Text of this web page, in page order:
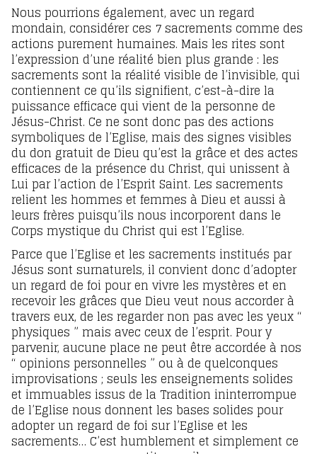
Nous pourrions également, avec un regard
mondain, considérer ces 7 sacrements comme des
actions purement humaines. Mais les rites sont
l’expression d’une réalité bien plus grande : les
sacrements sont la réalité visible de l’invisible, qui
contiennent ce qu’ils signifient, c’est-à-dire la
puissance efficace qui vient de la personne de
Jésus-Christ. Ce ne sont donc pas des actions
symboliques de l’Eglise, mais des signes visibles
du don gratuit de Dieu qu’est la grâce et des actes
efficaces de la présence du Christ, qui unissent à
Lui par l’action de l’Esprit Saint. Les sacrements
relient les hommes et femmes à Dieu et aussi à
leurs frères puisqu’ils nous incorporent dans le
Corps mystique du Christ qui est l’Eglise.
Parce que l’Eglise et les sacrements institués par
Jésus sont surnaturels, il convient donc d’adopter
un regard de foi pour en vivre les mystères et en
recevoir les grâces que Dieu veut nous accorder à
travers eux, de les regarder non pas avec les yeux “
physiques ” mais avec ceux de l’esprit. Pour y
parvenir, aucune place ne peut être accordée à nos
“ opinions personnelles ” ou à de quelconques
improvisations ; seuls les enseignements solides
et immuables issus de la Tradition ininterrompue
de l’Eglise nous donnent les bases solides pour
adopter un regard de foi sur l’Eglise et les
sacrements… C’est humblement et simplement ce